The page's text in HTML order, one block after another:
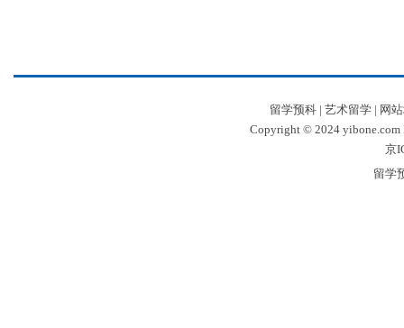
留学预科| 艺术留学| 网
Copyright © 2024 yibone.com
京
留学